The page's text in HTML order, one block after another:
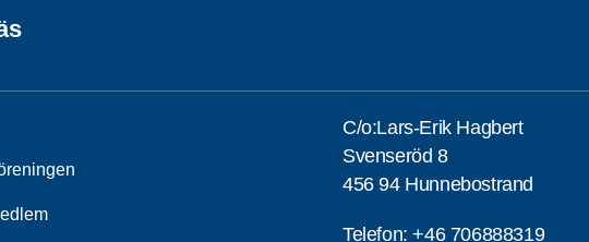
C/o:Lars-Erik Hagbert
Svenseröd 8
456 94 Hunnebostrand
Telefon:+46 706888319